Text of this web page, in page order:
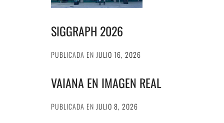
SIGGRAPH 2026
PUBLICADA EN JULIO 16, 2026
VAIANA EN IMAGEN REAL
PUBLICADA EN JULIO 8, 2026